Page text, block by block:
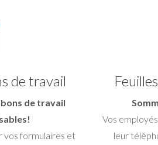
de travail
de travail
vos formulaires et
Vos
leur